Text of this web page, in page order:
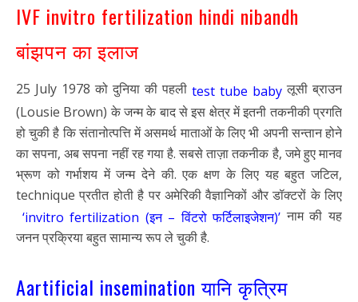
IVF invitro fertilization hindi nibandh
बांझपन का इलाज
25 July 1978 को दुनिया की पहली test tube baby लूसी ब्राउन
(Lousie Brown) के जन्म के बाद से इस क्षेत्र में इतनी तकनीकी प्रगति
हो चुकी है कि संतानोत्पत्ति में असमर्थ माताओं के लिए भी अपनी सन्तान होने
का सपना, अब सपना नहीं रह गया है. सबसे ताज़ा तकनीक है, जमे हुए मानव
भ्रूण को गर्भाशय में जन्म देने की. एक क्षण के लिए यह बहुत जटिल,
technique प्रतीत होती है पर अमेरिकी वैज्ञानिकों और डॉक्टरों के लिए
‘invitro fertilization (इन – विंटरो फर्टिलाइजेशन)’ नाम की यह
जनन प्रक्रिया बहुत सामान्य रूप ले चुकी है.
Aartificial insemination यानि कृत्रिम